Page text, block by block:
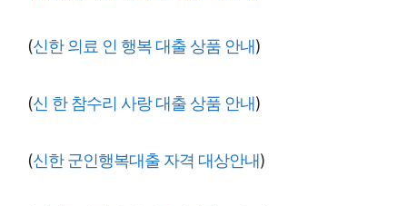
(신한 의료 인 행복 대출 상품 안내)
(신 한 참수리 사랑 대출 상품 안내)
(신한 군인행복대출 자격 대상안내)